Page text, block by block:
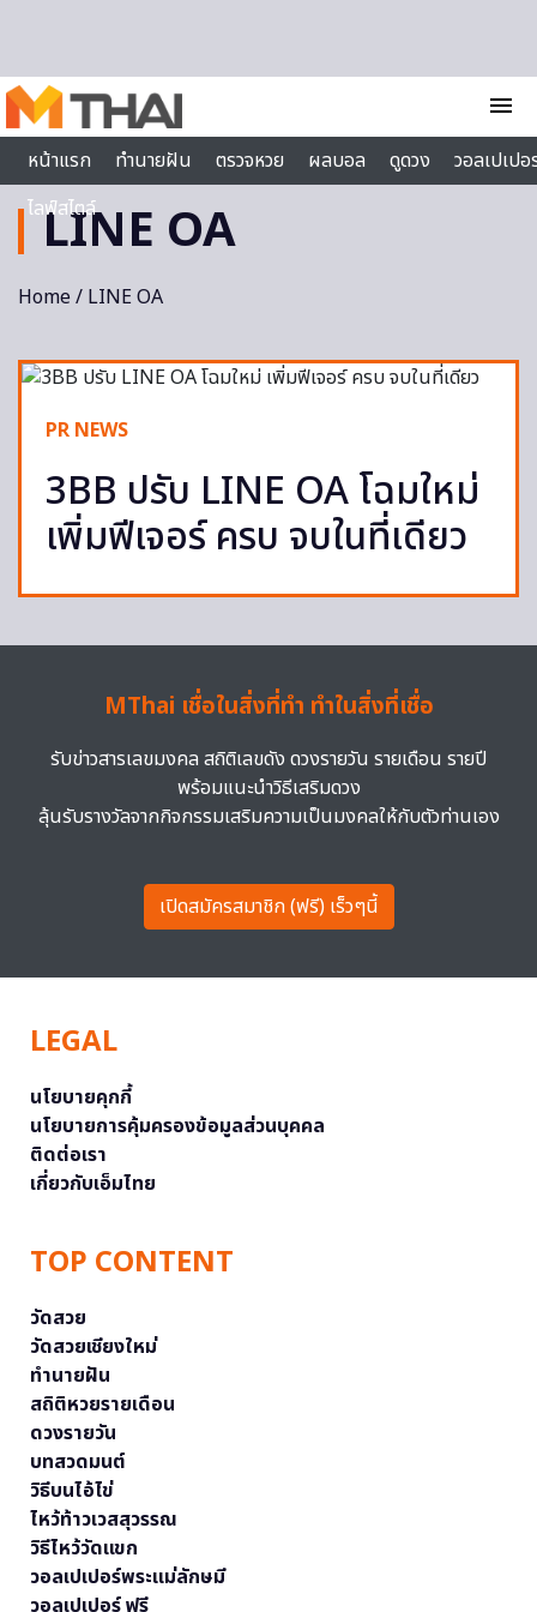
menu
หน้าแรก
ทำนายฝัน ตรวจหวย ผลบอล ดูดวง
วอลเปเป
ไลฟ์สไตล์
LINE OA
Home/ LINE OA
PR NEWS
3BB ปรับ LINE OA โฉมใหม่
เพิ่มฟีเจอร์ ครบ จบในที่เดียว
MThai เชื่อในสิ่งที่ทำ ทำในสิ่งที่เชื่อ
รับข่าวสารเลขมงคล สถิติเลขดัง ดวงรายวัน รายเดือน รายปี
พร้อมแนะนำวิธีเสริมดวง
ลุ้นรับรางวัลจากกิจกรรมเสริมความเป็นมงคลให้กับตัวท่านเอง
เปิดสมัครสมาชิก (ฟรี) เร็วๆนี้
LEGAL
นโยบายคุกกี้
นโยบายการคุ้มครองข้อมูลส่วนบุคคล
ติดต่อเรา
เกี่ยวกับเอ็มไทย
TOP CONTENT
วัดสวย
วัดสวยเชียงใหม่
ทำนายฝัน
สถิติหวยรายเดือน
ดวงรายวัน
บทสวดมนต์
วิธีบนไอ้ไข่
ไหว้ท้าวเวสสุวรรณ
วิธีไหว้วัดแขก
วอลเปเปอร์พระแม่ลักษมี
วอลเปเปอร์ ฟรี